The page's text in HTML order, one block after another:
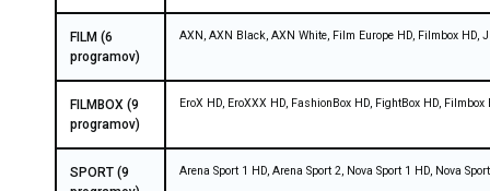
FILM (6
programov)
AXN, AXN Black, AXN White, Film Europe HD, Filmbox HD,
FILMBOX (9
programov)
EroX HD, EroXXX HD, FashionBox HD, FightBox HD,
SPORT (9
Arena Sport 1 HD, Arena Sport 2, Nova Sport 1 HD, Nova